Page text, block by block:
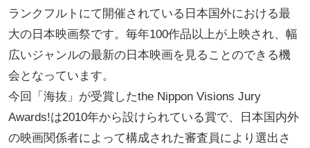
ランクフルトにて開催されている日本国外における最
大の日本映画祭です。毎年100作品以上が上映され、幅
広いジャンルの最新の日本映画を見ることのできる機
会となっています。
今回「海抜」が受賞したthe Nippon Visions Jury
Awards!は2010年から設けられている賞で、日本国内外
の映画関係者によって構成された審査員により選出さ